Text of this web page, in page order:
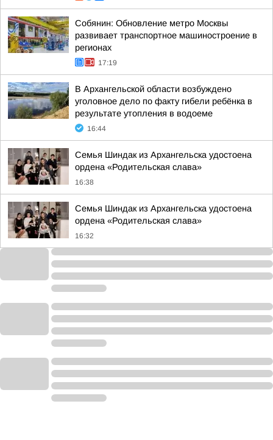
Собянин: Обновление метро Москвы
развивает транспортное машиностроение в
регионах
17:19
В Архангельской области возбуждено
уголовное дело по факту гибели ребёнка в
результате утопления в водоеме
16:44
Семья Шиндак из Архангельска удостоена
ордена «Родительская слава»
16:38
Семья Шиндак из Архангельска удостоена
ордена «Родительская слава»
16:32